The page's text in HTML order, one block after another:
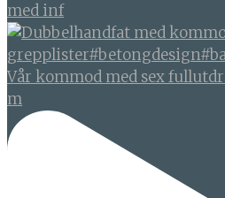
med inf
Vår kommod med sex
m